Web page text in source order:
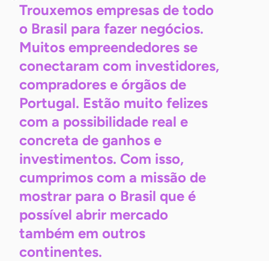
Trouxemos empresas de todo
o Brasil para fazer negócios.
Muitos empreendedores se
conectaram com investidores,
compradores e órgãos de
Portugal. Estão muito felizes
com a possibilidade real e
concreta de ganhos e
investimentos. Com isso,
cumprimos com a missão de
mostrar para o Brasil que é
possível abrir mercado
também em outros
continentes.